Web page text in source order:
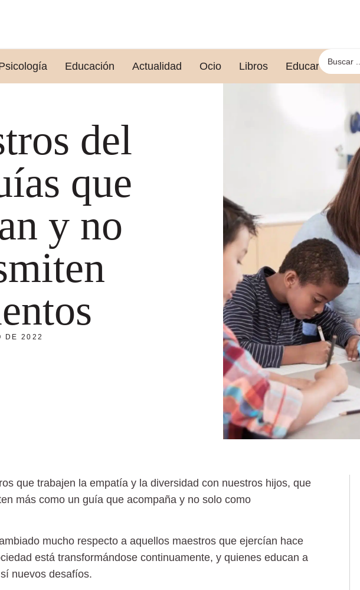
Educación Actualidad Ocio Libros Educar leyendo
del
que
y no
DE 2022
que trabajen la empatía y la diversidad con nuestros hijos, que
más como un guía que acompaña y no solo como
mucho respecto a aquellos maestros que ejercían hace
está transformándose continuamente, y quienes educan a
nuevos desafíos.